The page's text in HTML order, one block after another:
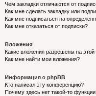
Чем закладки отличаются от
Как мне сделать закладку или
Как мне подписаться на
Как мне отказаться от подписки?
Вложения
Какие вложения разрешены на
Как мне найти мои вложения?
Информация о phpBB
Кто написал эту конференцию?
Почему здесь нет такой-то